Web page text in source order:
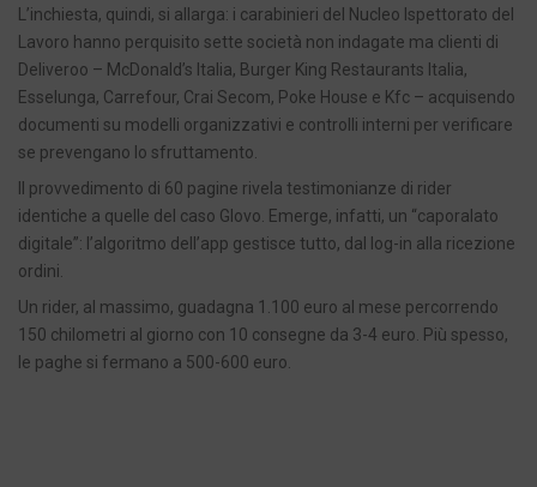
L’inchiesta, quindi, si allarga: i carabinieri del Nucleo Ispettorato del
Lavoro hanno perquisito sette società non indagate ma clienti di
Deliveroo – McDonald’s Italia, Burger King Restaurants Italia,
Esselunga, Carrefour, Crai Secom, Poke House e Kfc – acquisendo
documenti su modelli organizzativi e controlli interni per verificare
se prevengano lo sfruttamento.
Il provvedimento di 60 pagine rivela testimonianze di rider
identiche a quelle del caso Glovo. Emerge, infatti, un “caporalato
digitale”: l’algoritmo dell’app gestisce tutto, dal log-in alla ricezione
ordini.
Un rider, al massimo, guadagna 1.100 euro al mese percorrendo
150 chilometri al giorno con 10 consegne da 3-4 euro. Più spesso,
le paghe si fermano a 500-600 euro.